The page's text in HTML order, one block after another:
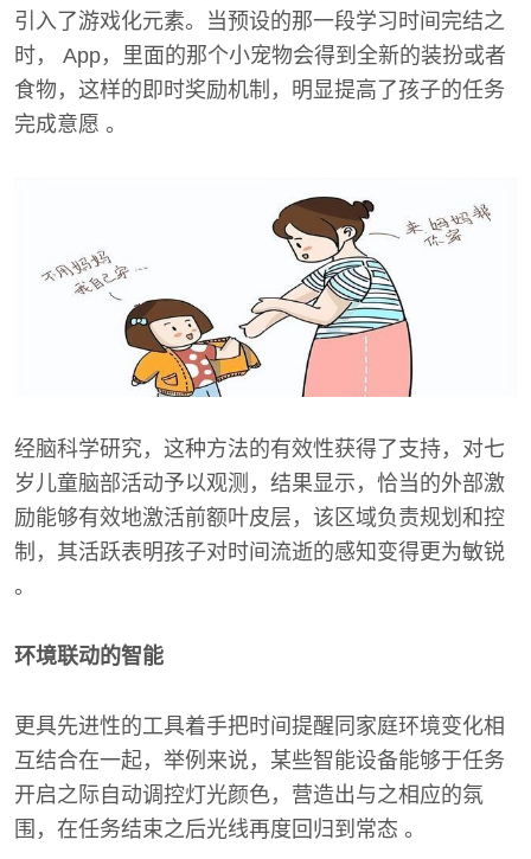
引入了游戏化元素。当预设的那一段学习时间完结之
时， App，里面的那个小宠物会得到全新的装扮或者
食物，这样的即时奖励机制，明显提高了孩子的任务
完成意愿 。
经脑科学研究，这种方法的有效性获得了支持，对七
岁儿童脑部活动予以观测，结果显示，恰当的外部激
励能够有效地激活前额叶皮层，该区域负责规划和控
制，其活跃表明孩子对时间流逝的感知变得更为敏锐
。
环境联动的智能
更具先进性的工具着手把时间提醒同家庭环境变化相
互结合在一起，举例来说，某些智能设备能够于任务
开启之际自动调控灯光颜色，营造出与之相应的氛
围，在任务结束之后光线再度回归到常态 。